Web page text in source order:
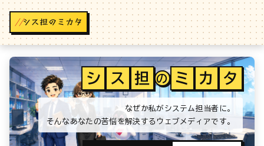
//
シ ス 担 の ミ カ タ
なぜか私がシステム担当者に。
そんなあなたの苦悩を解決するウェブメディアです。